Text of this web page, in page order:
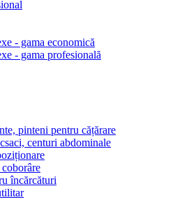
- gama economică
- gama profesională
pinteni pentru cățărare
centuri abdominale
încărcături